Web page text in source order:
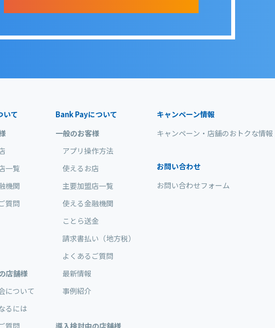
いて
一覧
機関
質問
店舗様
について
るには
質問
Bank Payについて
一般のお客様
アプリ操作方法
使えるお店
主要加盟店一覧
使える金融機関
ことら送金
請求書払い（地方税）
よくあるご質問
最新情報
事例紹介
導入検討中の店舗様
キャンペーン情報
キャンペーン・店舗のおトクな情報
お問い合わせ
お問い合わせフォーム